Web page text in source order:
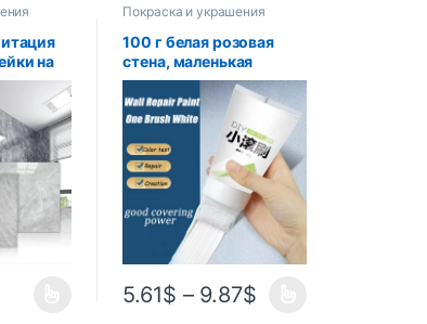
на
Покраска и украшения
100 г белая розовая
стена, маленькая
роликовая кисть,
краска для ремонта
внутренних стен,
бытовая стена,
граффити, ремонт,
краска для защиты
окружающей среды
5.61$ – 9.87$